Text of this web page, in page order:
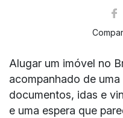
Alugar um imóvel no
acompanhado de
documentos, idas e
e uma espera que